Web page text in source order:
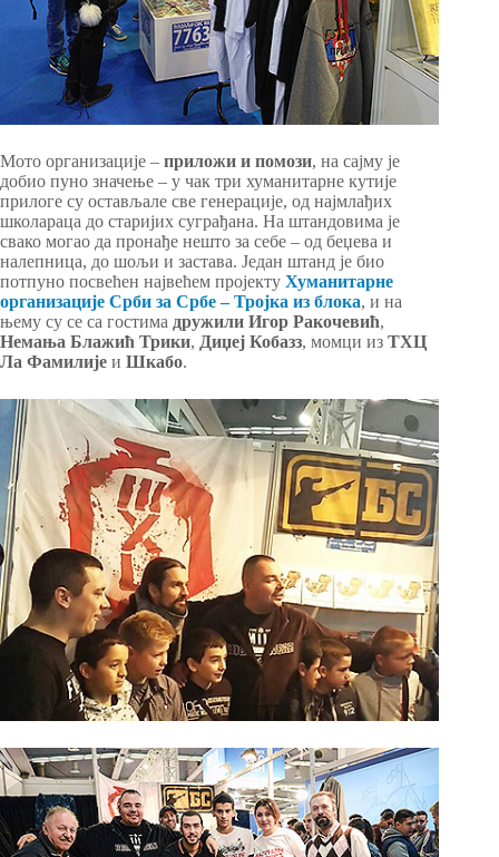
Мото организације – приложи и помози, на сајму је
добио пуно значење – у чак три хуманитарне кутије
прилоге су остављале све генерације, од најмлађих
школараца до старијих суграђана. На штандовима је
свако могао да пронађе нешто за себе – од беџева и
налепница, до шољи и застава. Један штанд је био
потпуно посвећен највећем пројекту Хуманитарне
организације Срби за Србе – Тројка из блока, и на
њему су се са гостима дружили Игор Ракочевић,
Немања Блажић Трики, Диџеј Кобазз, момци из ТХЦ
Ла Фамилије и Шкабо.